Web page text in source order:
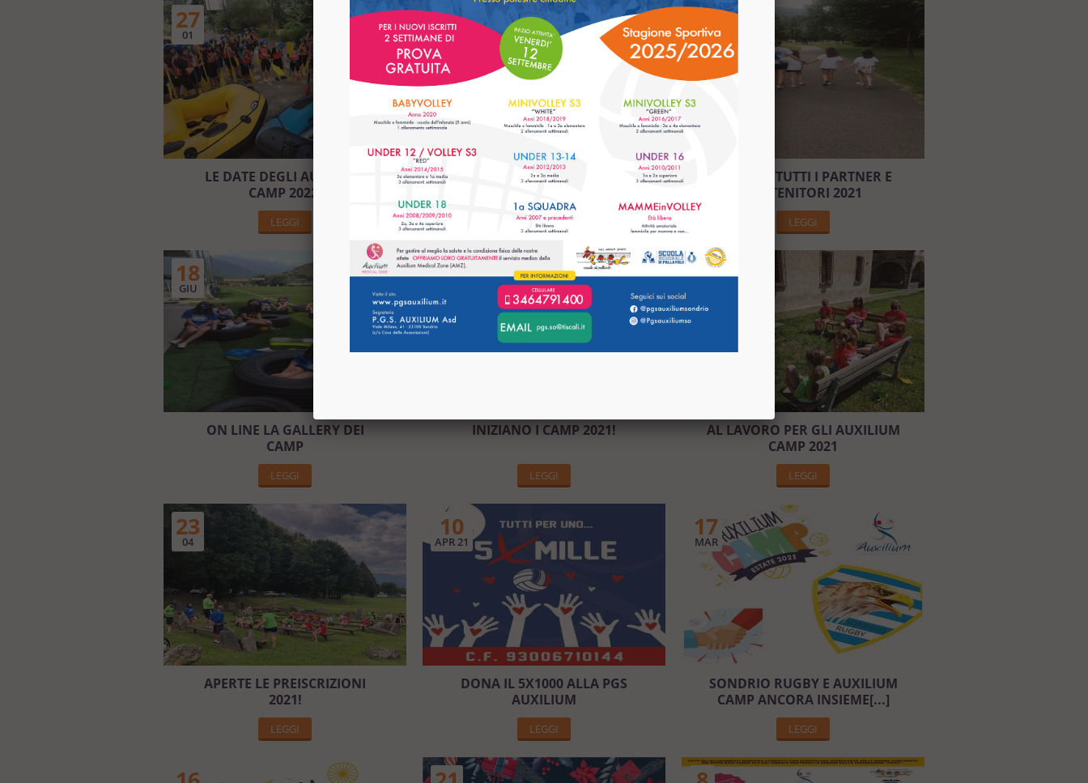
27
01
LE DATE DEGLI AUXILIUM
CAMP 2022!
LEGGI
5
8
UNA ESTATE DI
AUXILIUM [...]
LEGGI
28
GIU
GRAZIE A TUTTI I PARTNER E
SOSTENITORI 2021
LEGGI
18
GIU
ON LINE LA GALLERY DEI
CAMP
LEGGI
13
INIZIANO I CAMP 2021!
LEGGI
28
AL LAVORO PER GLI AUXILIUM
CAMP 2021
LEGGI
23
04
APERTE LE PREISCRIZIONI
2021!
LEGGI
10
APR 21
DONA IL 5X1000 ALLA PGS
AUXILIUM
LEGGI
17
MAR
SONDRIO RUGBY E AUXILIUM
CAMP ANCORA INSIEME[...]
LEGGI